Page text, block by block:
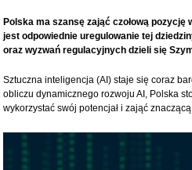
Polska ma szansę zająć czołową
jest odpowiednie uregulowanie tej
oraz wyzwań regulacyjnych dzieli się
Sztuczna inteligencja (AI) staje się coraz
obliczu dynamicznego rozwoju AI, Polska
wykorzystać swój potencjał i zająć